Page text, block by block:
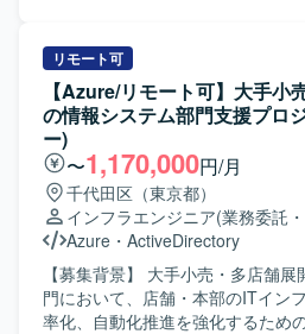
捗管理などのマネジメント業務を
内SEチームのメンバー管理および
きます。 【求める人物像】 インフラ全般に幅広く携わるこ
とに意欲があり、サーバやネット
計・構築まで主体的に推進いただ
す。 ベンダーや業務部門とのコミ
行い、状況に応じて柔軟に調整・
します。 社内関係者と協力しなが
用と継続的な改善に取り組んでい
ります。 【ポジションの魅力】 サーバ、ネットワーク、仮
想基盤、認証基盤などインフラ全
ため、幅広い技術経験を積むこと
しており、構築フェーズから参画
は、ネットワークを監視するオン
応、オンプレのCAサーバおよび
対応、ネットワーク機器の構成管
サーバをWindows Server 2025上
理やリソース管理が適切に行える
ていただきます。 【求める人物像】 チームの中心となって
周囲とコミュニケーションを取り
主体的に推進いただける方を求め
にも落ち着いて状況整理を行い、
決に向けた提案と実行ができる方を
ジションの魅力】 金融システム向
リモート可
【Azure/リモート可】大手小
の情報システム部門支援プロ
ー)
〜1,170,000円/月
千代田区（東京都）
インフラエンジニア(業務委託
Azure ・ ActiveDirectory
【募集背景】 大手小売・多店舗
門において、店舗・本部のITイン
率化、自動化推進を強化するため